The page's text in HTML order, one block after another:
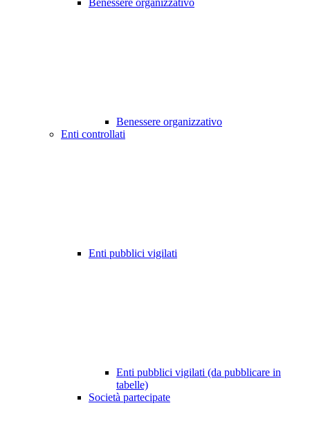
Benessere organizzativo
Benessere organizzativo
Enti controllati
Enti pubblici vigilati
Enti pubblici vigilati (da pubblicare in
tabelle)
Società partecipate